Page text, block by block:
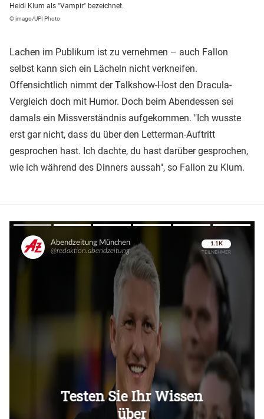
Heidi Klum als "Vampir" bezeichnet.
© imago/UPI Photo
Lachen im Publikum ist zu vernehmen – auch Fallon
selbst kann sich ein Lächeln nicht verkneifen.
Offensichtlich nimmt der Talkshow-Host den Dracula-
Vergleich doch mit Humor. Doch beim Abendessen sei
damals ein Missverständnis aufgekommen. "Ich wusste
erst gar nicht, dass du über den Letterman-Auftritt
gesprochen hast. Ich dachte, du hast darüber gesprochen,
wie ich während des Dinners aussah", so Fallon zu Klum.
Überspringen